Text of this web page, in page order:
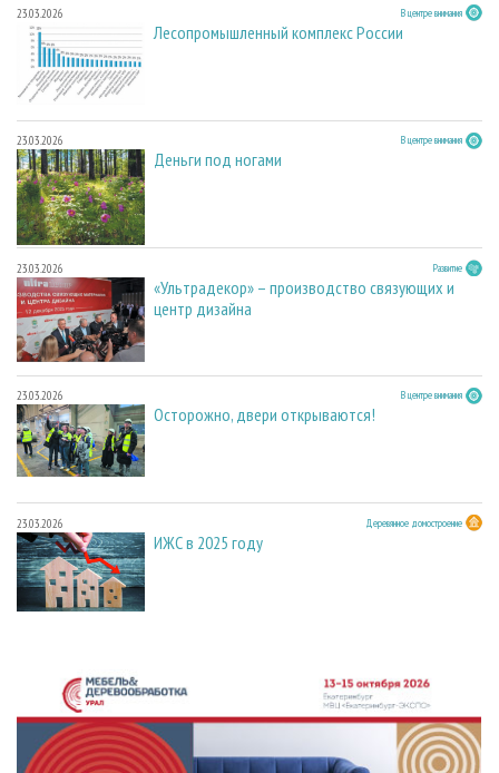
23.03.2026 В центре внимания
Лесопромышленный комплекс России
23.03.2026 В центре внимания
Деньги под ногами
23.03.2026 Развитие
«Ультрадекор» – производство связующих и
центр дизайна
23.03.2026 В центре внимания
Осторожно, двери открываются!
23.03.2026 Деревянное домостроение
ИЖС в 2025 году